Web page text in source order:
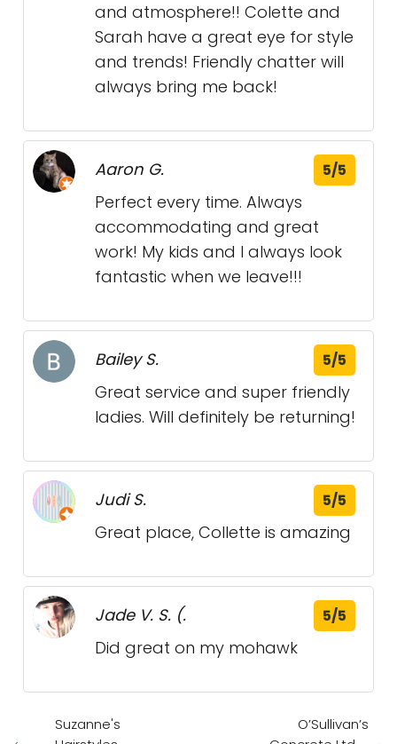
and atmosphere!! Colette and
Sarah have a great eye for style
and trends! Friendly chatter will
always bring me back!
Aaron G. 5/5
Perfect every time. Always
accommodating and great
work! My kids and I always look
fantastic when we leave!!!
Bailey S. 5/5
Great service and super friendly
ladies. Will definitely be returning!
Judi S. 5/5
Great place, Collette is amazing
Jade V. S. (. 5/5
Did great on my mohawk
Suzanne's
O’Sullivan’s